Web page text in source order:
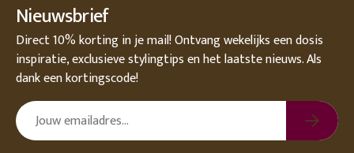
Nieuwsbrief
Direct 10% korting in je mail! Ontvang wekelijks een dosis
inspiratie, exclusieve stylingtips en het laatste nieuws. Als
dank een kortingscode!